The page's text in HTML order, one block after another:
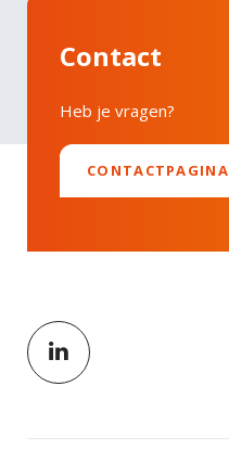
Contact
Heb je vragen?
CONTACTPAGINA